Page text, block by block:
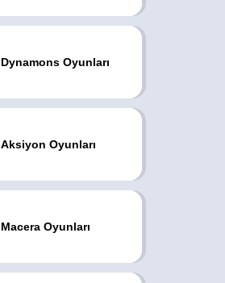
Dynamons Oyunları
Aksiyon Oyunları
Macera Oyunları